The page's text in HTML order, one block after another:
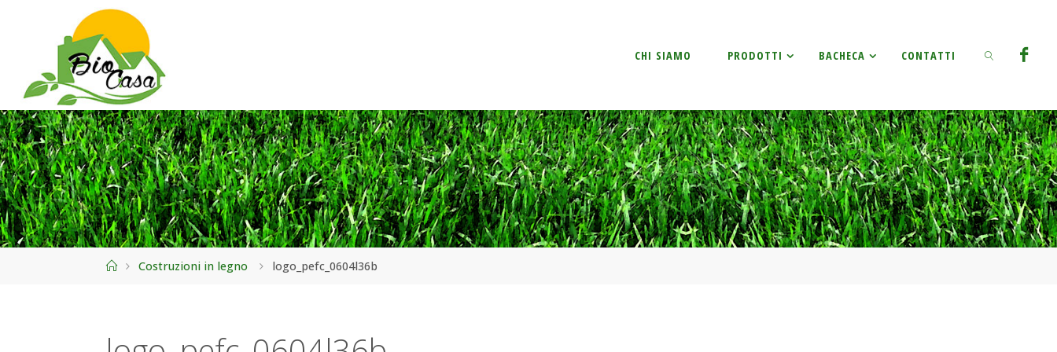
contenuto
CHI SIAMO PRODOTTI BACHECA CONTATTI Ricerca
HomeCostruzioni in legno logo_pefc_0604l36b